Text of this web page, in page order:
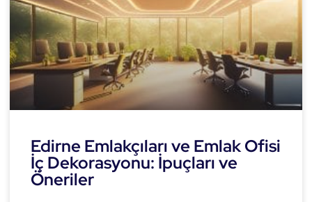
Edirne Emlakçıları ve Emlak Ofisi
İç Dekorasyonu: İpuçları ve
Öneriler